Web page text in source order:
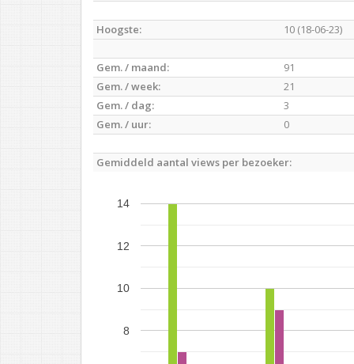
Hoogste: 10 (18-06-23)
Gem. / maand: 91
Gem. / week:
21
Gem. / dag:
3
Gem. / uur:
0
Gemiddeld aantal views per bezoeker:
8
10
12
14